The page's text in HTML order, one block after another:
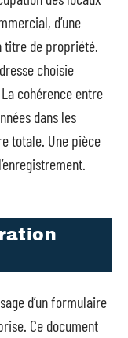
d’une
titre de propriété.
choisie
cohérence entre
dans les
totale. Une pièce
d’un formulaire
Ce document